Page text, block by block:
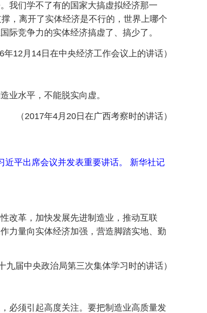
我们学不了有的国家大搞虚拟经济那一
，离开了实体经济是不行的，世界上哪个
际竞争力的实体经济搞虚了、搞少了。
年12月14日在中央经济工作会议上的讲话）
业水平，不能脱实向虚。
（2017年4月20日在广西考察时的讲话）
平出席会议并发表重要讲话。 新华社记
改革，加快发展先进制造业，推动互联
力量向实体经济加强，营造脚踏实地、勤
九届中央政治局第三次集体学习时的讲话）
必须引起高度关注。要把制造业高质量发